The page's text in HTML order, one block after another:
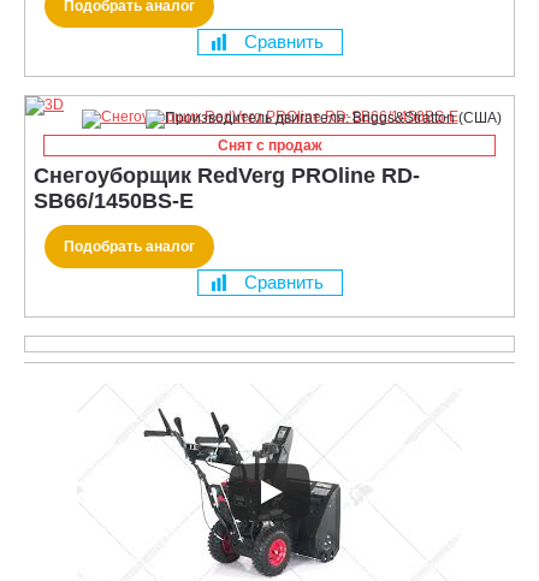
Подобрать аналог
Сравнить
Снят с продаж
Снегоуборщик RedVerg PROline RD-
SB66/1450BS-E
Подобрать аналог
Сравнить